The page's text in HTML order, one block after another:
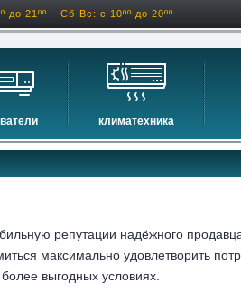
до 21ºº Сб-Вс: с 10ºº до 20ºº
виниловых дисков
климатехника
кондиционеры
очистители и увлажнители
водонагреватели
водонагреватели газовые
бойлеры косвенного нагрева
репутации надёжного
максимально удовлетворить
выгодных условиях.